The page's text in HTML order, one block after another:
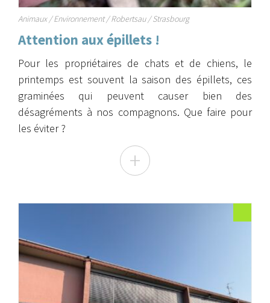
Animaux/Environnement/Robertsau/Strasbourg
Attention aux épillets !
Pour les propriétaires de chats et de chiens, le
printemps est souvent la saison des épillets, ces
graminées qui peuvent causer bien des
désagréments à nos compagnons. Que faire pour
les éviter ?
+